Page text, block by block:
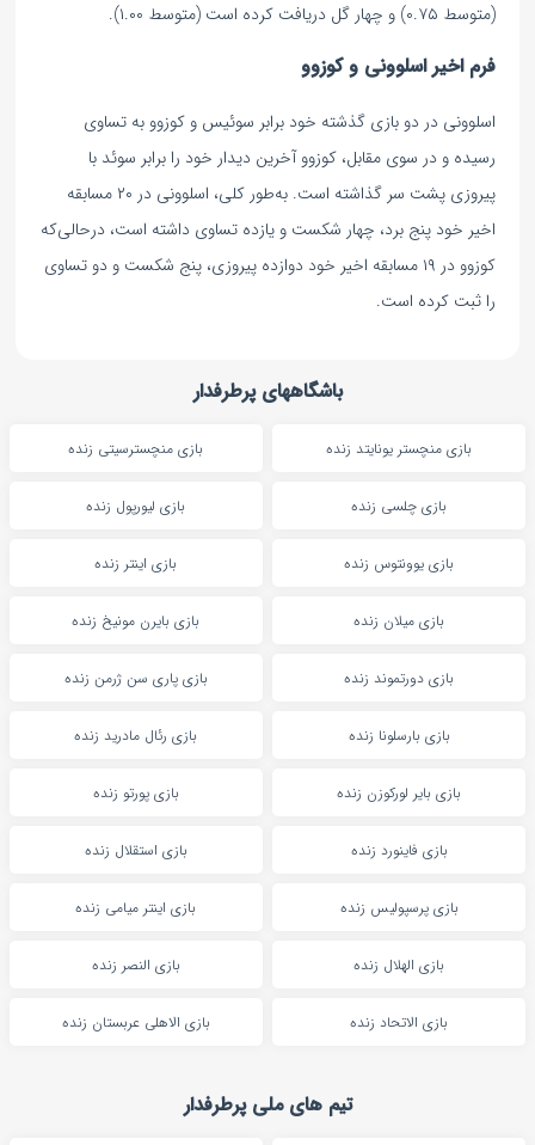
(متوسط ۰.۷۵) و چهار گل دریافت کرده است (متوسط ۱.۰۰).
فرم اخیر اسلوونی و کوزوو
اسلوونی در دو بازی گذشته خود برابر سوئیس و کوزوو به تساوی
رسیده و در سوی مقابل، کوزوو آخرین دیدار خود را برابر سوئد با
پیروزی پشت سر گذاشته است. به‌طور کلی، اسلوونی در ۲۰ مسابقه
اخیر خود پنج برد، چهار شکست و یازده تساوی داشته است، درحالی‌که
کوزوو در ۱۹ مسابقه اخیر خود دوازده پیروزی، پنج شکست و دو تساوی
را ثبت کرده است.
باشگاههای پرطرفدار
بازی منچستر یونایتد زنده بازی منچسترسیتی زنده
بازی چلسی زنده بازی لیورپول زنده
بازی یوونتوس زنده بازی اینتر زنده
بازی میلان زنده بازی بایرن مونیخ زنده
بازی دورتموند زنده بازی پاری سن ژرمن زنده
بازی بارسلونا زنده بازی رئال مادرید زنده
بازی بایر لورکوزن زنده بازی پورتو زنده
بازی فاینورد زنده بازی استقلال زنده
بازی پرسپولیس زنده بازی اینتر میامی زنده
بازی الهلال زنده بازی النصر زنده
بازی الاتحاد زنده بازی الاهلی عربستان زنده
تیم های ملی پرطرفدار